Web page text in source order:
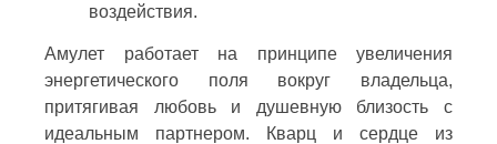
воздействия.
Амулет работает на принципе увеличения
энергетического поля вокруг владельца,
притягивая любовь и душевную близость с
идеальным партнером. Кварц и сердце из